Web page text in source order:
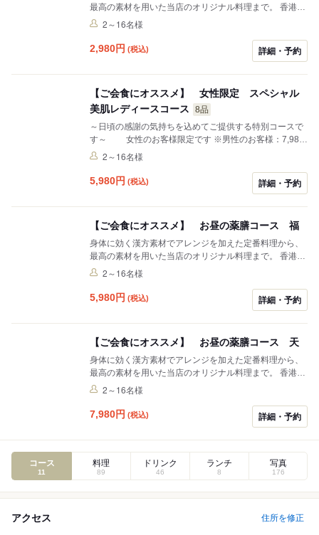
最高の素材を用いた当店のオリジナル料理まで。 香港よ
り招いた熟練シェフが幅広い味をご提供します。 ※写真
2～16名様
2,980円 (税込) 詳細・予約
【ご会食にオススメ】 女性限定 スペシャル
美肌レディースコース
8品
～日頃の感謝の気持ちを込めてご提供する特別コースで
す～ 女性のお客様限定です ※男性のお客様：7,980
円 ※ランチタイムのみご提供のコースです。
2～16名様
5,980円 (税込) 詳細・予約
【ご会食にオススメ】 お昼の薬膳コース 福
身体に効く漢方素材でアレンジを加えた定番料理から、
最高の素材を用いた当店のオリジナル料理まで。 香港よ
り招いた熟練シェフが幅広い味をご提供します。 ※写真
2～16名様
5,980円 (税込) 詳細・予約
【ご会食にオススメ】 お昼の薬膳コース 天
身体に効く漢方素材でアレンジを加えた定番料理から、
最高の素材を用いた当店のオリジナル料理まで。 香港よ
り招いた熟練シェフが幅広い味をご提供します。 ※写真
2～16名様
7,980円 (税込) 詳細・予約
コース
11
料理
89
ドリンク
46
ランチ
8
写真
176
アクセス 住所を修正